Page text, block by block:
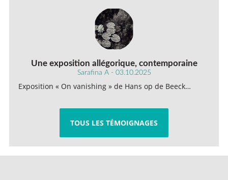
Une exposition allégorique, contemporaine
Sarafina A - 03.10.2025
Exposition « On vanishing » de Hans op de Beeck…
TOUS LES TÉMOIGNAGES